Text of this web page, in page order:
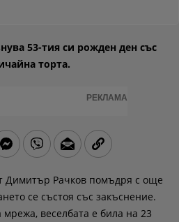
53-тия си рожден ден със
торта.
РЕКЛАМА
Димитър Рачков помъдря с още
се състоя със закъснение.
веселбата е била на 23